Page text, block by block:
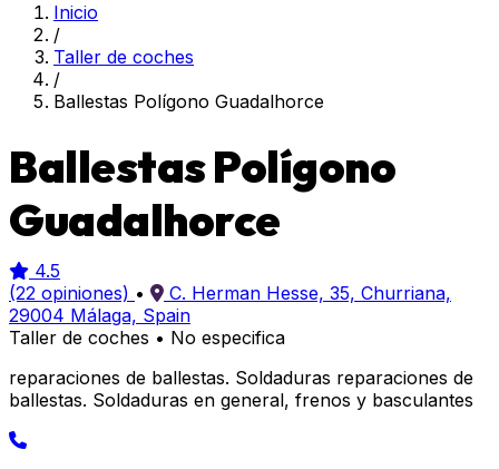
Inicio
/
Taller de coches
/
Ballestas Polígono Guadalhorce
Ballestas Polígono
Guadalhorce
4.5
(22 opiniones) •
C. Herman Hesse, 35, Churriana,
29004 Málaga, Spain
Taller de coches • No especifica
reparaciones de ballestas. Soldaduras reparaciones de
ballestas. Soldaduras en general, frenos y basculantes